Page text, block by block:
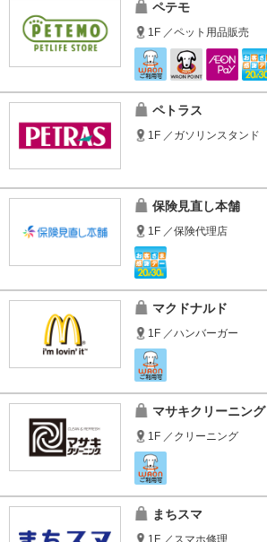
ペテモ
1F ／ペット用品販売
ペトラス
1F ／ガソリンスタンド
保険見直し本舗
1F ／保険代理店
マクドナルド
1F ／ハンバーガー
マサキクリーニング
1F ／クリーニング
まちスマ
1F ／スマホ修理